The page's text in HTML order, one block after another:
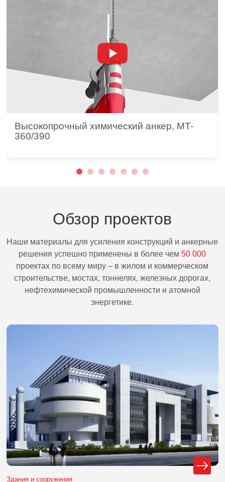
Высокопрочный химический анкер, MT-
360/390
Обзор проектов
Наши материалы для усиления конструкций и анкерные
решения успешно применены в более чем50 000
проектах по всему миру – в жилом и коммерческом
строительстве, мостах, тоннелях, железных дорогах,
нефтехимической промышленности и атомной
энергетике.
Здания и сооружения